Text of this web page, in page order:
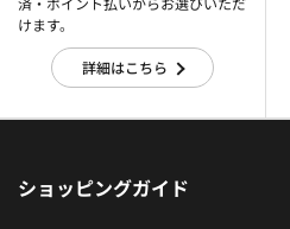
けます。
詳細はこちら
ショッピングガイド